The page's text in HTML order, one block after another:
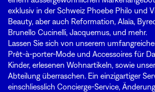
exklusiv in der Schweiz Phoebe Philo und
Beauty, aber auch Reformation, Alaïa,
Brunello Cucinelli, Jacquemus, und mehr.
Lassen Sie sich von unserem
Prêt-à-porter-Mode und Accessoires für
Kinder, erlesenen Wohnartikeln, sowie
Abteilung überraschen. Ein einzigartiger
einschliesslich Concierge-Service,